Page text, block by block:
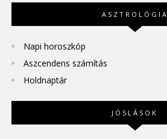
ASZTROLÓGIA
Napi horoszkóp
Aszcendens számítás
Holdnaptár
JÓSLÁSOK